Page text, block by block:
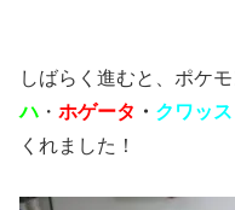
しばらく進むと、ポケ
ハ ・ ホゲータ ・ クワッス
くれました！